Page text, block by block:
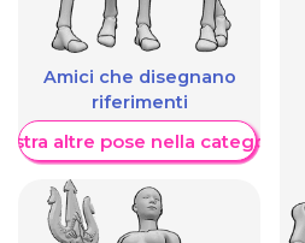
Amici che disegnano
riferimenti
altre pose nella categoria